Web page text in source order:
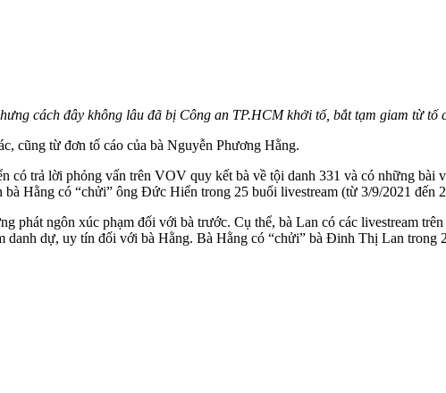
cách đây không lâu đã bị Công an TP.HCM khởi tố, bắt tạm giam từ
cũng từ đơn tố cáo của bà Nguyễn Phương Hằng.
trả lời phỏng vấn trên VOV quy kết bà về tội danh 331 và có những bài
Hằng có “chửi” ông Đức Hiển trong 25 buổi livestream (từ 3/9/2021 đến
phát ngôn xúc phạm đối với bà trước. Cụ thể, bà Lan có các livestream
danh dự, uy tín đối với bà Hằng. Bà Hằng có “chửi” bà Đinh Thị Lan trong